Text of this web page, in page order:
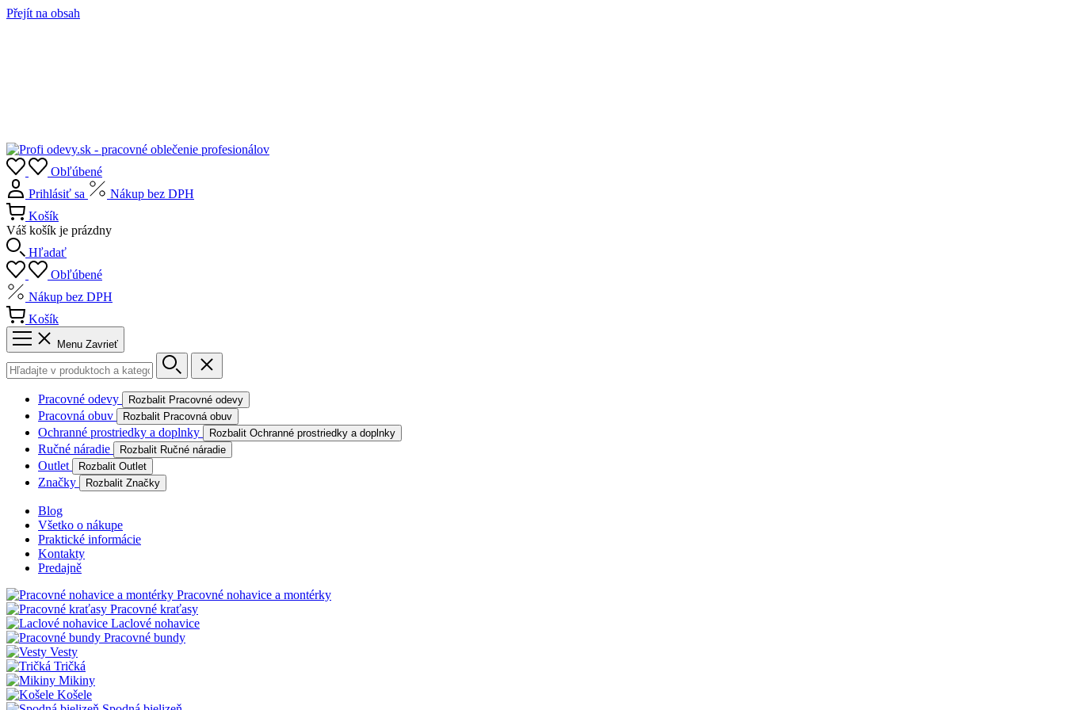
Přejít na obsah
Obľúbené
Prihlásiť sa
Nákup bez DPH
Košík
Váš košík je prázdny
Hľadať
Obľúbené
Nákup bez DPH
Košík
Menu Zavrieť
Pracovné odevy Rozbalit Pracovné odevy
Pracovná obuv Rozbalit Pracovná obuv
Ochranné prostriedky a doplnky Rozbalit Ochranné prostriedky a doplnky
Ručné náradie Rozbalit Ručné náradie
Outlet Rozbalit Outlet
Značky Rozbalit Značky
Blog
Všetko o nákupe
Praktické informácie
Kontakty
Predajně
Pracovné nohavice a montérky
Pracovné kraťasy
Laclové nohavice
Pracovné bundy
Vesty
Tričká
Mikiny
Košele